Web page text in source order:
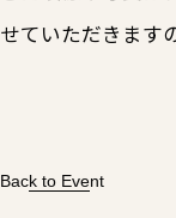
せていただきます
Back to Event